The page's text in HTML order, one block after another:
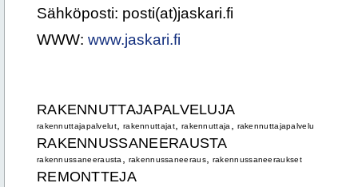
Sähköposti: posti(at)jaskari.fi
WWW: www.jaskari.fi
RAKENNUTTAJAPALVELUJA
rakennuttajapalvelut rakennuttajat, rakennuttaja rakennuttajapalvelu
RAKENNUSSANEERAUSTA
rakennussaneerausta rakennussaneeraus, rakennussaneeraukset
REMONTTEJA